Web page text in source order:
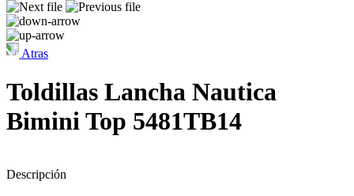
Atras
Toldillas Lancha Nautica
Bimini Top 5481TB14
Descripción